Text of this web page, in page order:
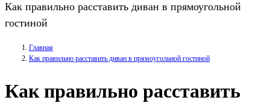
Как правильно расставить диван в прямоугольной
гостиной
Главная
Как правильно расставить диван в прямоугольной гостиной
Как правильно расставить